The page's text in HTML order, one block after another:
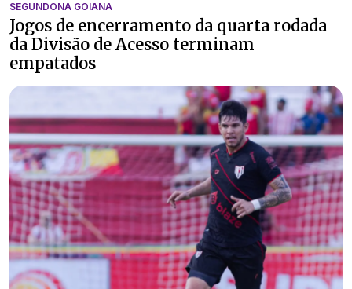
SEGUNDONA GOIANA
Jogos de encerramento da quarta rodada
da Divisão de Acesso terminam
empatados